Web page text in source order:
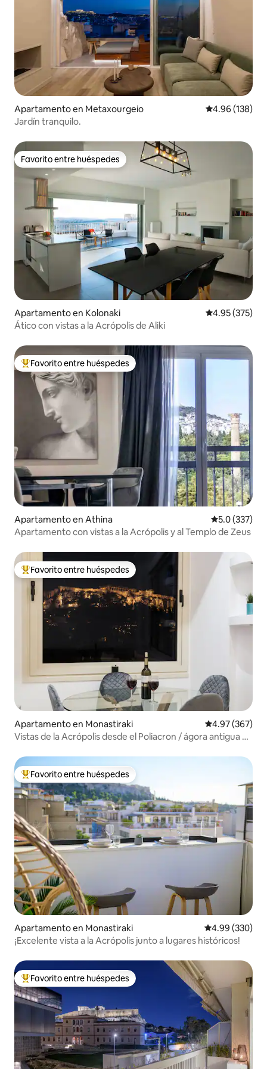
Apartamento en Metaxourgeio Calificación
4.96 (138)
Jardín tranquilo.
Favorito entre huéspedes
Favorito entre huéspedes
Apartamento en Kolonaki Calificación
4.95 (375)
Ático con vistas a la Acrópolis de Aliki
Favorito entre huéspedes preferido
Favorito entre huéspedes
Apartamento en Athina Calificación
5.0 (337)
Apartamento con vistas a la Acrópolis y al Templo de Zeus
Favorito entre huéspedes preferido
Favorito entre huéspedes
Apartamento en Monastiraki Calificación
4.97 (367)
Vistas de la Acrópolis desde el Poliacron / ágora antigua de
Favorito entre huéspedes preferido
Favorito entre huéspedes
Apartamento en Monastiraki Calificación
4.99 (330)
¡Excelente vista a la Acrópolis junto a lugares históricos!
Favorito entre huéspedes preferido
Favorito entre huéspedes